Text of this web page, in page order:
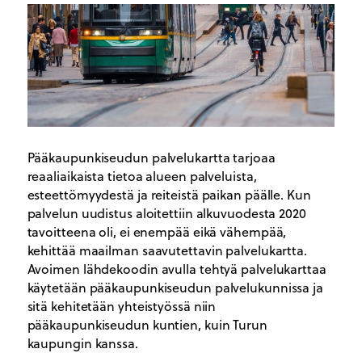
Pääkaupunkiseudun palvelukartta tarjoaa
reaaliaikaista tietoa alueen palveluista,
esteettömyydestä ja reiteistä paikan päälle. Kun
palvelun uudistus aloitettiin alkuvuodesta 2020
tavoitteena oli, ei enempää eikä vähempää,
kehittää maailman saavutettavin palvelukartta.
Avoimen lähdekoodin avulla tehtyä palvelukarttaa
käytetään pääkaupunkiseudun palvelukunnissa ja
sitä kehitetään yhteistyössä niin
pääkaupunkiseudun kuntien, kuin Turun
kaupungin kanssa.